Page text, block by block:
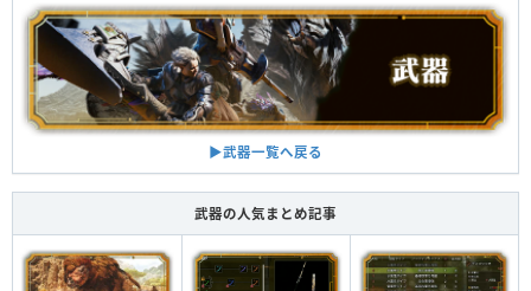
▶︎武器一覧へ戻る
武器の人気まとめ記事